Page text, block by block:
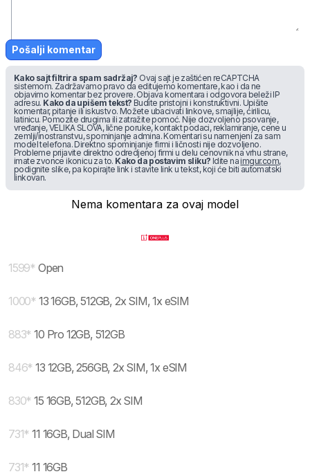
Pošalji komentar
Kako sajt filtrira spam sadržaj? Ovaj sajt je zaštićen reCAPTCHA
sistemom. Zadržavamo pravo da editujemo komentare, kao i da ne
objavimo komentar bez provere. Objava komentara i odgovora beleži IP
adresu. Kako da upišem tekst? Budite pristojni i konstruktivni. Upišite
komentar, pitanje ili iskustvo. Možete ubacivati linkove, smajlije, ćirilicu,
latinicu. Pomozite drugima ili zatražite pomoć. Nije dozvoljeno psovanje,
vređanje, VELIKA SLOVA, lične poruke, kontakt podaci, reklamiranje, cene u
zemlji/inostranstvu, spominjanje admina. Komentari su namenjeni za sam
model telefona. Direktno spominjanje firmi i ličnosti nije dozvoljeno.
Probleme prijavite direktno odredjenoj firmi u delu cenovnik na vrhu strane,
imate zvonce ikonicu za to. Kako da postavim sliku? Idite na imgur.com,
podignite slike, pa kopirajte link i stavite link u tekst, koji će biti automatski
linkovan.
Nema komentara za ovaj model
1599* Open
1000* 13 16GB, 512GB, 2x SIM, 1x eSIM
883* 10 Pro 12GB, 512GB
846* 13 12GB, 256GB, 2x SIM, 1x eSIM
830* 15 16GB, 512GB, 2x SIM
731* 11 16GB, Dual SIM
731* 11 16GB